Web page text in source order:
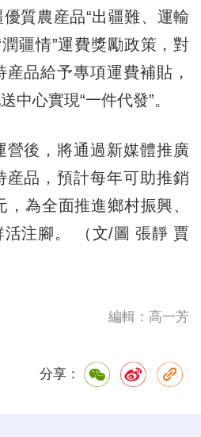
農産品“出疆難、運輸
疆情”運費獎勵政策，對
品給予專項運費補貼，
中心實現“一件代發”。
後，將通過新媒體推廣
産品，預計每年可助推銷
為全面推進鄉村振興、
注腳。 （文/圖 張靜 賈
編輯：高一芳
分享：